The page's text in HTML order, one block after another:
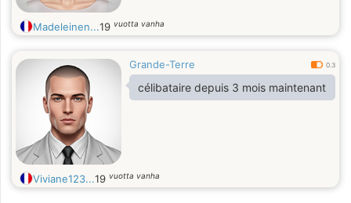
Madeleinen...19 vuotta vanha
Grande-Terre 0.3
célibataire depuis 3 mois maintenant
Viviane123...19 vuotta vanha